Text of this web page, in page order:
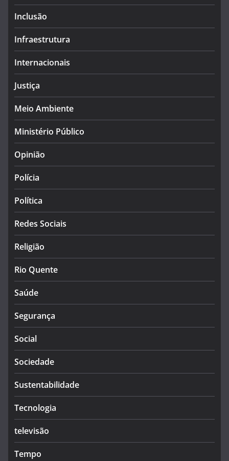
Inclusão
Infraestrutura
Internacionais
Justiça
Meio Ambiente
Ministério Público
Opinião
Polícia
Política
Redes Sociais
Religião
Rio Quente
Saúde
Segurança
Social
Sociedade
Sustentabilidade
Tecnologia
televisão
Tempo